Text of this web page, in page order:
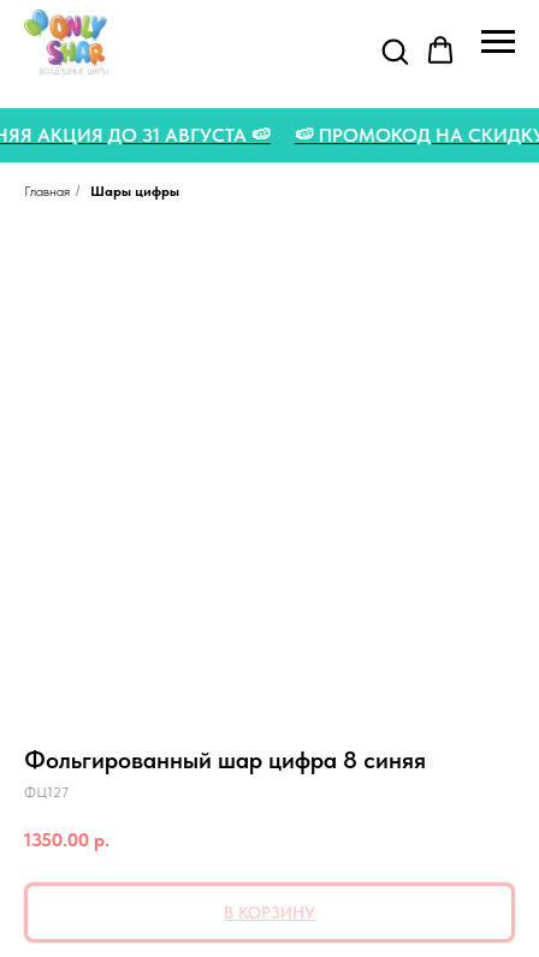
АКЦИЯ ДО 31 АВГУСТА 🍉 🍉 ПРОМОКОД НА
Главная / Шары цифры
Фольгированный шар цифра 8 синяя
ФЦ127
1350.00 р.
В КОРЗИНУ